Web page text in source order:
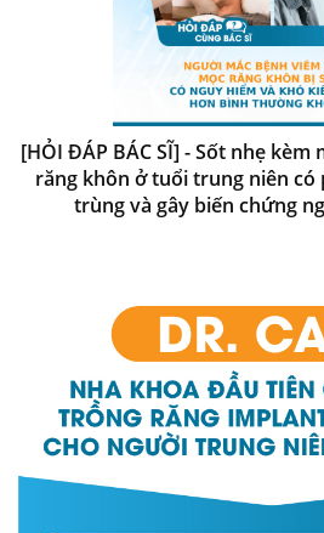
[HỎI ĐÁP BÁC SĨ] - Sốt nhẹ
răng khôn ở tuổi trung niên có
trùng và gây biến chứng